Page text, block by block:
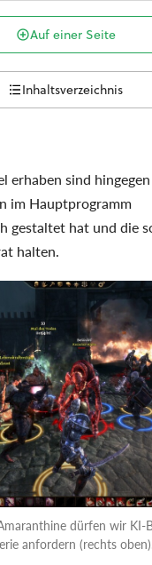
Auf einer Seite
Inhaltsverzeichnis
erhaben sind
im Hauptprogramm
gestaltet hat und die
halten.
dürfen wir KI-
anfordern (rechts